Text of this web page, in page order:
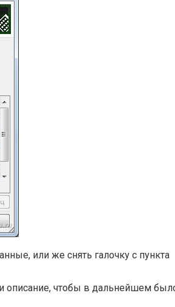
или же снять галочку с пункта
описание, чтобы в дальнейшем